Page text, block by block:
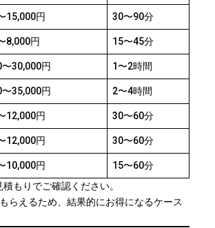
15,000円 30〜90分
8,000円 15〜45分
30,000円 1〜2時間
35,000円 2〜4時間
12,000円 30〜60分
12,000円 30〜60分
10,000円
15〜60分
もりでご確認ください。
らえるため、結果的にお得になるケース